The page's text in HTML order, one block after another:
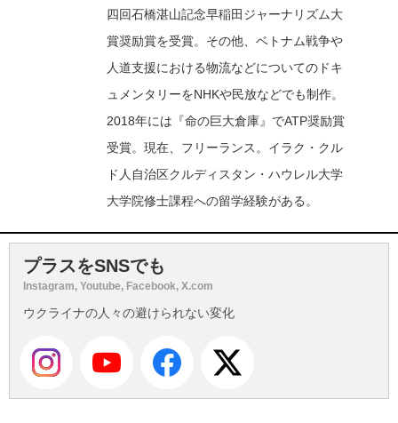
四回石橋湛山記念早稲田ジャーナリズム大
賞奨励賞を受賞。その他、ベトナム戦争や
人道支援における物流などについてのドキ
ュメンタリーをNHKや民放などでも制作。
2018年には『命の巨大倉庫』でATP奨励賞
受賞。現在、フリーランス。イラク・クル
ド人自治区クルディスタン・ハウレル大学
大学院修士課程への留学経験がある。
プラスをSNSでも
Instagram, Youtube, Facebook, X.com
ウクライナの人々の避けられない変化